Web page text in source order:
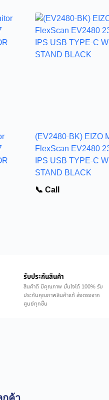
(EV2480-BK) EIZO
FlexScan EV2480
IPS USB TYPE-C
STAND BLACK
📞 Call
รับประกันสินค้า
สินค้าดี มีคุณภาพ มั่นใจได้ 100% รับ
ประกันคุณภาพสินค้าแท้ ส่งตรงจาก
ศูนย์ทุกชิ้น